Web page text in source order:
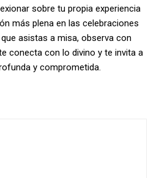
sobre tu propia experiencia
más plena en las celebraciones
asistas a misa, observa con
conecta con lo divino y te invita a
y comprometida.